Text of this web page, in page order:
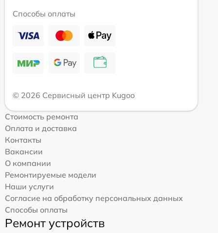
Способы оплаты
© 2026 Сервисный центр Kugoo
Стоимость ремонта
Оплата и доставка
Контакты
Вакансии
О компании
Ремонтируемые модели
Наши услуги
Согласие на обработку персональных данных
Способы оплаты
Ремонт устройств